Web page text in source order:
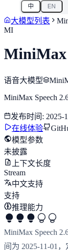
中 EN
大模型列表
MI
MiniMax
语音大模型
MiniMax Speech
发布时间 : 2025-
在线体验
模型参数
未披露
上下文长度
Stream
中文支持
支持
推理能力
MiniMax Speech
间为 2025-11-01